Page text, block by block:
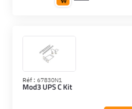
Réf : 67830N1
Mod3 UPS C Kit